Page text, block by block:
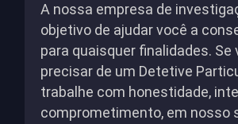
A nossa empresa de
objetivo de ajudar você a
para quaisquer finalidades. Se
precisar de um Detetive
trabalhe com honestidade,
comprometimento, em nosso